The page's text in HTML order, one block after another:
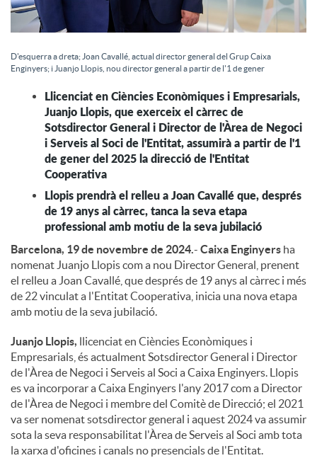
c
o
n
g
u
t
s
D'esquerra a dreta; Joan Cavallé, actual director general del Grup Caixa
Enginyers; i Juanjo Llopis, nou director general a partir de l'1 de gener
Llicenciat en Ciències Econòmiques i Empresarials,
Juanjo Llopis, que exerceix el càrrec de
Sotsdirector General i Director de l'Àrea de Negoci
i Serveis al Soci de l'Entitat, assumirà a partir de l'1
de gener del 2025 la direcció de l'Entitat
Cooperativa
Llopis prendrà el relleu a Joan Cavallé que, després
de 19 anys al càrrec, tanca la seva etapa
professional amb motiu de la seva jubilació
Barcelona, 19 de novembre de 2024.- Caixa Enginyers ha
nomenat Juanjo Llopis com a nou Director General, prenent
el relleu a Joan Cavallé, que després de 19 anys al càrrec i més
de 22 vinculat a l'Entitat Cooperativa, inicia una nova etapa
amb motiu de la seva jubilació.
Juanjo Llopis, llicenciat en Ciències Econòmiques i
Empresarials, és actualment Sotsdirector General i Director
de l'Àrea de Negoci i Serveis al Soci a Caixa Enginyers. Llopis
es va incorporar a Caixa Enginyers l'any 2017 com a Director
de l'Àrea de Negoci i membre del Comitè de Direcció; el 2021
va ser nomenat sotsdirector general i aquest 2024 va assumir
sota la seva responsabilitat l'Àrea de Serveis al Soci amb tota
la xarxa d'oficines i canals no presencials de l'Entitat.